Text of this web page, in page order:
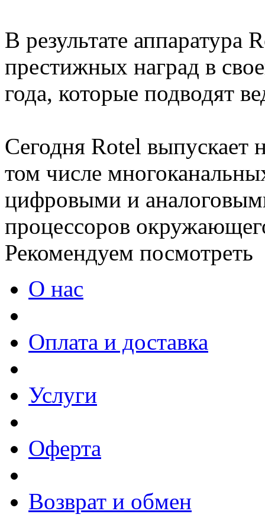
В результате аппаратура
престижных наград в
года, которые подводят
Сегодня Rotel выпускает
том числе
цифровыми и
процессоров
Рекомендуем посмотреть
О нас
Оплата и доставка
Услуги
Оферта
Возврат и обмен